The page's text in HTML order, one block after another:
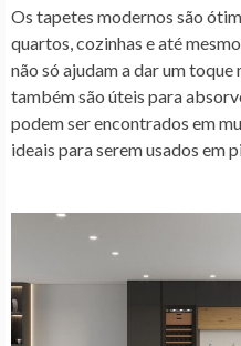
Os tapetes modernos são
quartos, cozinhas e até
não só ajudam a dar um
também são úteis para
podem ser encontrados em
ideais para serem usados em